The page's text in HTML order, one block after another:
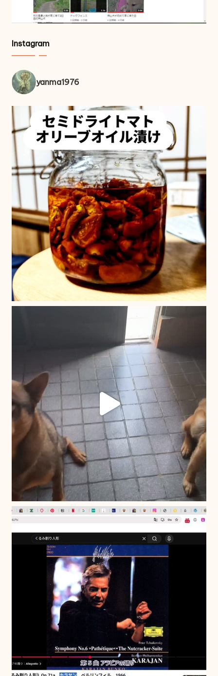
Instagram
yanma1976